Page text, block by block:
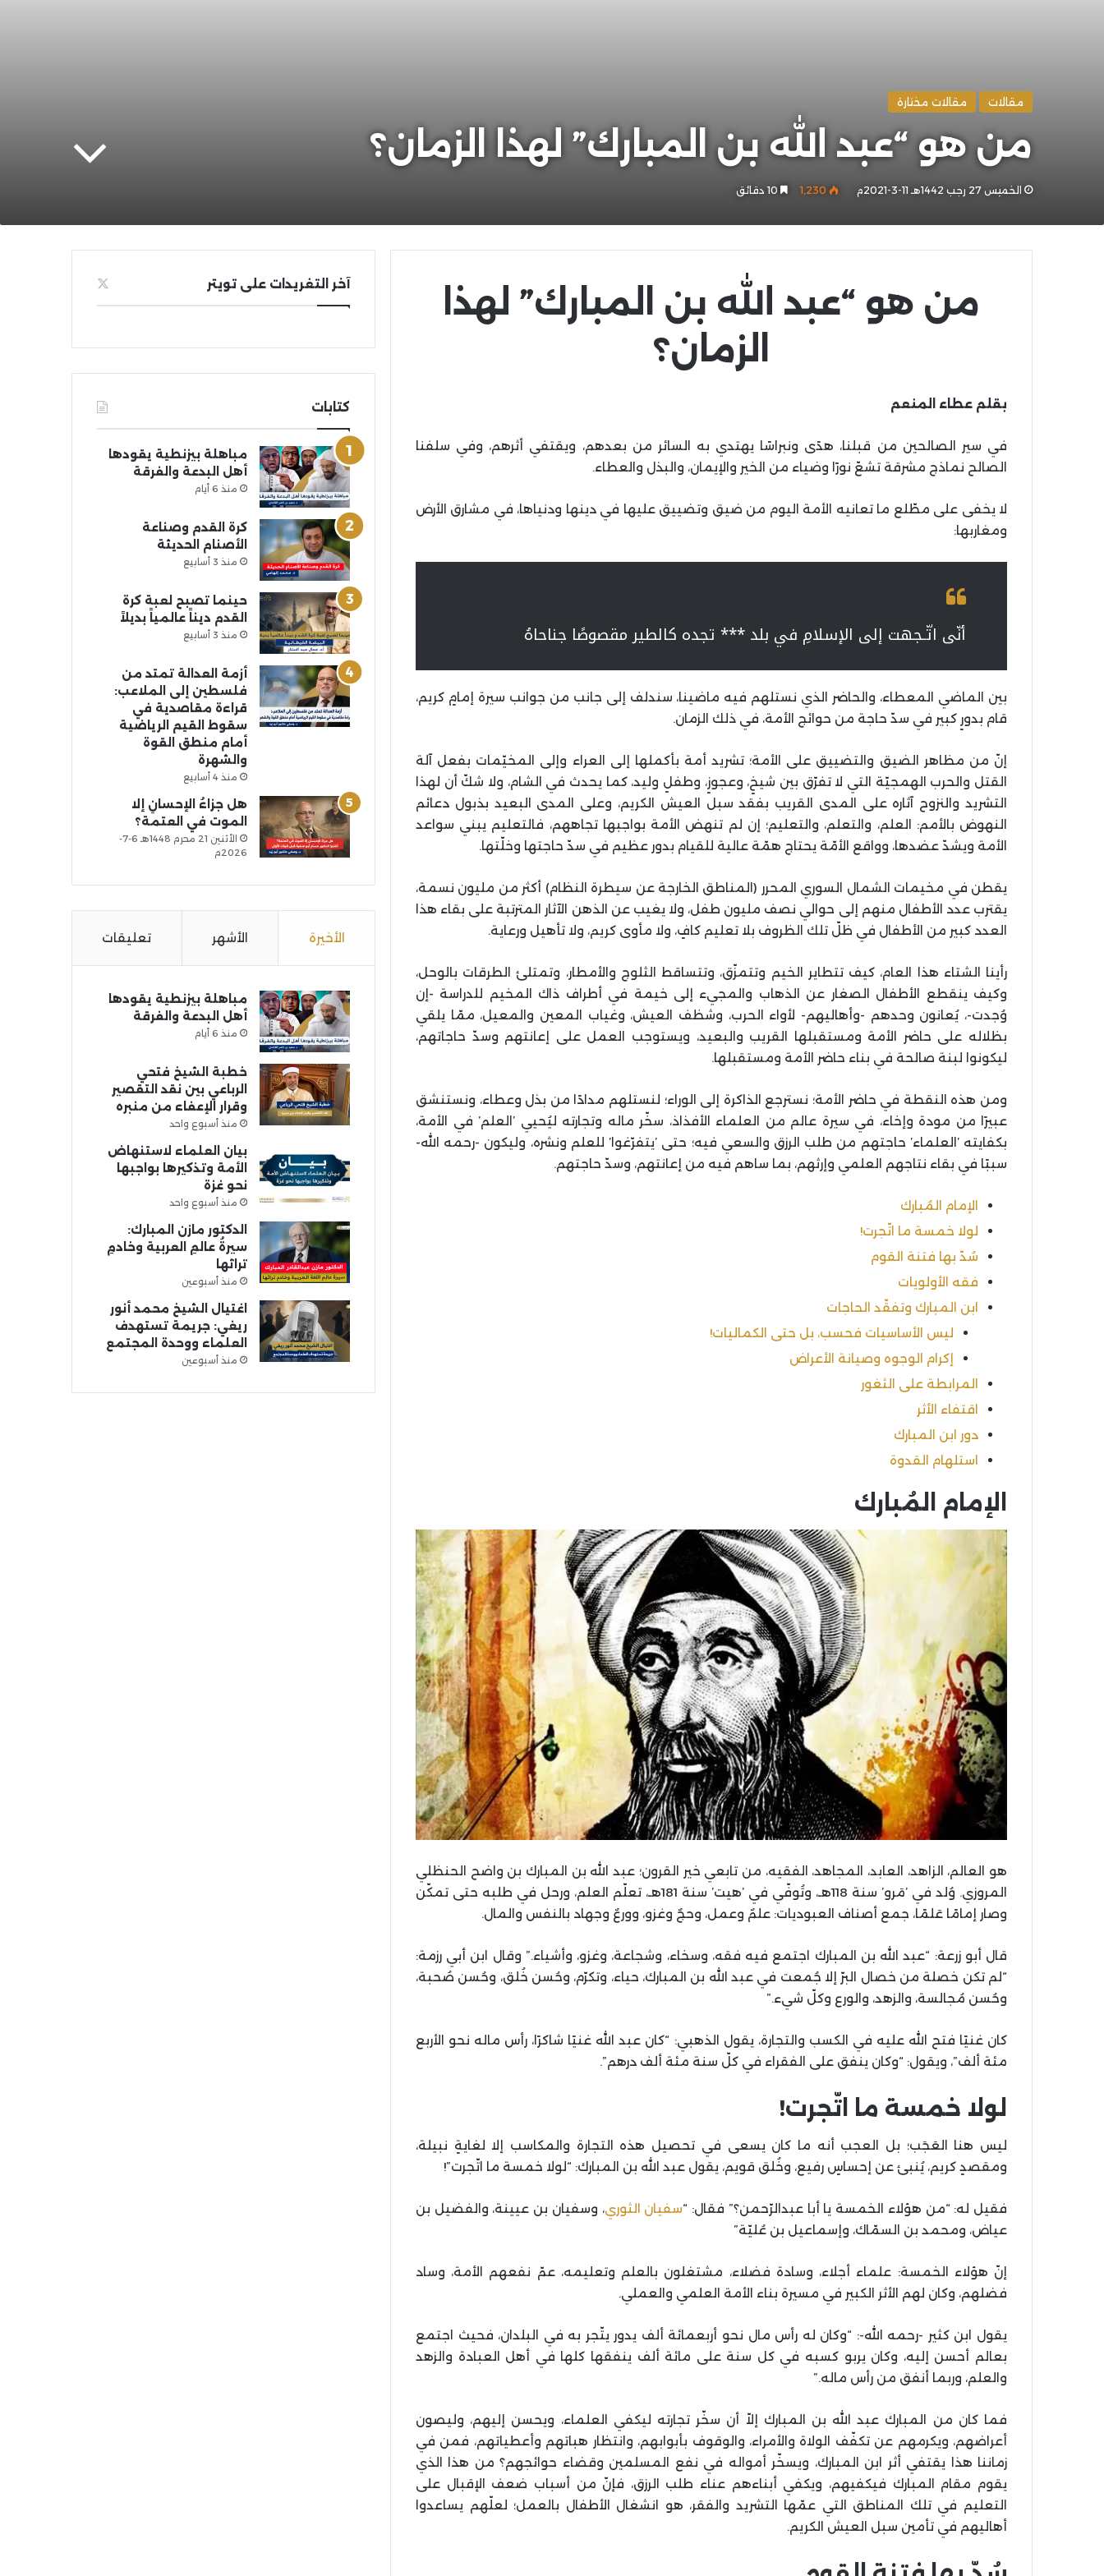
مقالات مقالات مختارة
من هو “عبد الله بن المبارك” لهذا الزمان؟
الخميس 27 رجب 1442هـ 11-3-2021م 1٬230
من هو “عبد الله بن المبارك” لهذا
الزمان؟
بقلم عطاء المنعم
في سير الصالحين من قبلنا، هدًى ونبراسًا يهتدي به السائر من بعدهم، ويقتفي أثرهم، وفي سلفنا
الصالح نماذج مشرقة تشعّ نورًا وضياء من الخير والإيمان، والبذل والعطاء.
لا يخفى على مطّلع ما تعانيه الأمة اليوم من ضيق وتضييق عليها في دينها ودنياها، في مشارق الأرض
ومغاربها:
أنّى اتّـجهت إلى الإسلامِ في بلد *** تجده كالطير مقصوصًا جناحاهُ
بين الماضي المعطاء، والحاضر الذي نستلهم فيه ماضينا، سندلف إلى جانب من جوانب سيرة إمامٍ كريم،
قام بدورٍ كبير في سدّ حاجة من حوائج الأمة، في ذلك الزمان.
إنّ من مظاهر الضيق والتضييق على الأمة؛ تشريد أمة بأكملها إلى العراء وإلى المخيّمات بفعل آلة
القتل والحرب الهمجيّة التي لا تفرّق بين شيخٍ، وعجوزٍ، وطفلٍ وليد، كما يحدث في الشام، ولا شكّ أن لهذا
التشريد والنزوح آثاره على المدى القريب بفقد سبل العيش الكريم، وعلى المدى البعيد بذبول دعائم
النهوض بالأمم: العلم، والتعلم، والتعليم؛ إن لم تنهض الأمة بواجبها تجاههم، فالتعليم يبني سواعد
الأمة ويشدّ عضدها، وواقع الأمّة يحتاج همّة عالية للقيام بدور عظيم في سدّ حاجتها وخلّتها.
يقطن في مخيمات الشمال السوري المحرر (المناطق الخارجة عن سيطرة النظام) أكثر من مليون نسمة،
يقترب عدد الأطفال منهم إلى حوالي نصف مليون طفل، ولا يغيب عن الذهن الآثار المترتبة على بقاء هذا
العدد كبير من الأطفال في ظلّ تلك الظروف بلا تعليم كافٍ، ولا مأوى كريم، ولا تأهيل ورعاية.
رأينا الشتاء هذا العام، كيف تتطاير الخيم وتتمزّق، وتتساقط الثلوج والأمطار، وتمتلئ الطرقات بالوحل،
وكيف ينقطع الأطفال الصغار عن الذهاب والمجيء إلى خيمة في أطراف ذاك المخيم للدراسة -إن
وُجدت-، يُعانون وحدهم -وأهاليهم- لأواء الحرب، وشظف العيش، وغياب المعين والمعيل، ممّا يلقي
بظلاله على حاضر الأمة ومستقبلها القريب والبعيد، ويستوجب العمل على إعانتهم وسدّ حاجاتهم،
ليكونوا لبنة صالحة في بناء حاضر الأمة ومستقبلها.
ومن هذه النقطة في حاضر الأمة؛ نسترجع الذاكرة إلى الوراء؛ لنستلهم مدادًا من بذل وعطاء، ونستنشق
عبيرًا من مودة وإخاء، في سيرة عالم من العلماء الأفذاذ، سخّر ماله وتجارته ليُحيي ’العلم’ في الأمة،
بكفايته ’العلماء’ حاجتهم من طلب الرزق والسعي فيه؛ حتى ’يتفرّغوا’ للعلم ونشره، وليكون -رحمه الله-
سببًا في بقاء نتاجهم العلمي وإرثهم، بما ساهم فيه من إعانتهم، وسدّ حاجتهم.
الإمام المُبارك
لولا خمسة ما اتّجرت!
سُدّ بها فتنة القوم
فقه الأولويات
ابن المبارك وتفقّد الحاجات
ليس الأساسيات فحسب، بل حتى الكماليات!
إكرام الوجوه وصيانة الأعراض
المرابطة على الثغور
اقتفاء الأثر
دور ابن المبارك
استلهام القدوة
الإمام المُبارك
هو العالم، الزاهد، العابد، المجاهد، الفقيه، من تابعي خير القرون؛ عبد الله بن المبارك بن واضح الحنظلي
المروزي. وُلد في ’مَرو’ سنة 118هـ، وتُوفّي في ’هيت’ سنة 181هـ، تعلّم العلم، ورحل في طلبه حتى تمكّن
وصار إمامًا عَلمًا، جمع أصناف العبوديات: علمٌ وعمل، وحجٌ وغزو، وورعٌ وجهاد بالنفس والمال.
قال أبو زرعة: “عبد الله بن المبارك اجتمع فيه فقه، وسخاء، وشجاعة، وغزو، وأشياء.” وقال ابن أبي رزمة:
“لم تكن خصلة من خصال البرّ إلا جُمعت في عبد الله بن المبارك، حياء، وتكرّم، وحُسن خُلق، وحُسن صُحبة،
وحُسن مُجالسة، والزهد، والورع وكلّ شيء.”
كان غنيًا فتح الله عليه في الكسب والتجارة، يقول الذهبي: “كان عبد الله غنيًا شاكرًا، رأس ماله نحو الأربع
مئة ألف”، ويقول: “وكان ينفق على الفقراء في كلّ سنة مئة ألف درهم”.
لولا خمسة ما اتّجرت!
ليس هنا العَجَب؛ بل العجب أنه ما كان يسعى في تحصيل هذه التجارة والمكاسب إلا لغايةٍ نبيلة،
ومقصدٍ كريم، يُنبئ عن إحساسٍ رفيع، وخُلق قويم، يقول عبد الله بن المبارك: “لولا خمسة ما اتّجرت”!
فقيل له: “من هؤلاء الخمسة يا أبا عبدالرّحمن؟” فقال: “سفيان الثوري، وسفيان بن عيينة، والفضيل بن
عياض، ومحمد بن السمّاك، وإسماعيل بن عُليّة”
إنّ هؤلاء الخمسة: علماء أجلاء، وسادة فضلاء، مشتغلون بالعلم وتعليمه، عمّ نفعهم الأمة، وساد
فضلهم، وكان لهم الأثر الكبير في مسيرة بناء الأمة العلمي والعملي.
يقول ابن كثير -رحمه الله-: “وكان له رأس مال نحو أربعمائة ألف يدور يتّجر به في البلدان، فحيث اجتمع
بعالم أحسن إليه، وكان يربو كسبه في كل سنة على مائة ألف ينفقها كلها في أهل العبادة والزهد
والعلم، وربما أنفق من رأس ماله.”
فما كان من المبارك عبد الله بن المبارك إلاّ أن سخّر تجارته ليكفي العلماء، ويحسن إليهم، وليصون
أعراضهم، ويكرمهم عن تكفّف الولاة والأمراء، والوقوف بأبوابهم، وانتظار هباتهم وأعطياتهم، فمن في
زماننا هذا يقتفي أثر ابن المبارك، ويسخّر أمواله في نفع المسلمين وقضاء حوائجهم؟ من هذا الذي
يقوم مقام المبارك فيكفيهم، ويكفي أبناءهم عناء طلب الرزق، فإنّ من أسباب ضعف الإقبال على
التعليم في تلك المناطق التي عمّها التشريد والفقر، هو انشغال الأطفال بالعمل؛ لعلّهم يساعدوا
أهاليهم في تأمين سبل العيش الكريم.
آخر التغريدات على تويتر
كتابات
مباهلة بيزنطية يقودها
أهل البدعة والفرقة
منذ 6 أيام
كرة القدم وصناعة
الأصنام الحديثة
منذ 3 أسابيع
حينما تصبح لعبة كرة
القدم ديناً عالمياً بديلاً
منذ 3 أسابيع
أزمة العدالة تمتد من
فلسطين إلى الملاعب:
قراءة مقاصدية في
سقوط القيم الرياضية
أمام منطق القوة
والشهرة
منذ 4 أسابيع
هل جزاءُ الإحسانِ إلا
الموت في العتمة؟
الأثنين 21 محرم 1448هـ 6-7-
2026م
الأخيرة الأشهر تعليقات
مباهلة بيزنطية يقودها
أهل البدعة والفرقة
منذ 6 أيام
خطبة الشيخ فتحي
الرباعي بين نقد التقصير
وقرار الإعفاء من منبره
منذ أسبوع واحد
بيان العلماء لاستنهاض
الأمة وتذكيرها بواجبها
نحو غزة
منذ أسبوع واحد
الدكتور مازن المبارك:
سيرةُ عالمِ العربية وخادمِ
تراثها
منذ أسبوعين
اغتيال الشيخ محمد أنور
ريغي: جريمة تستهدف
العلماء ووحدة المجتمع
منذ أسبوعين